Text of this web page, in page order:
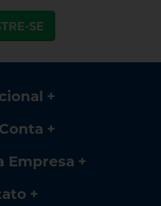
SE
Empresa